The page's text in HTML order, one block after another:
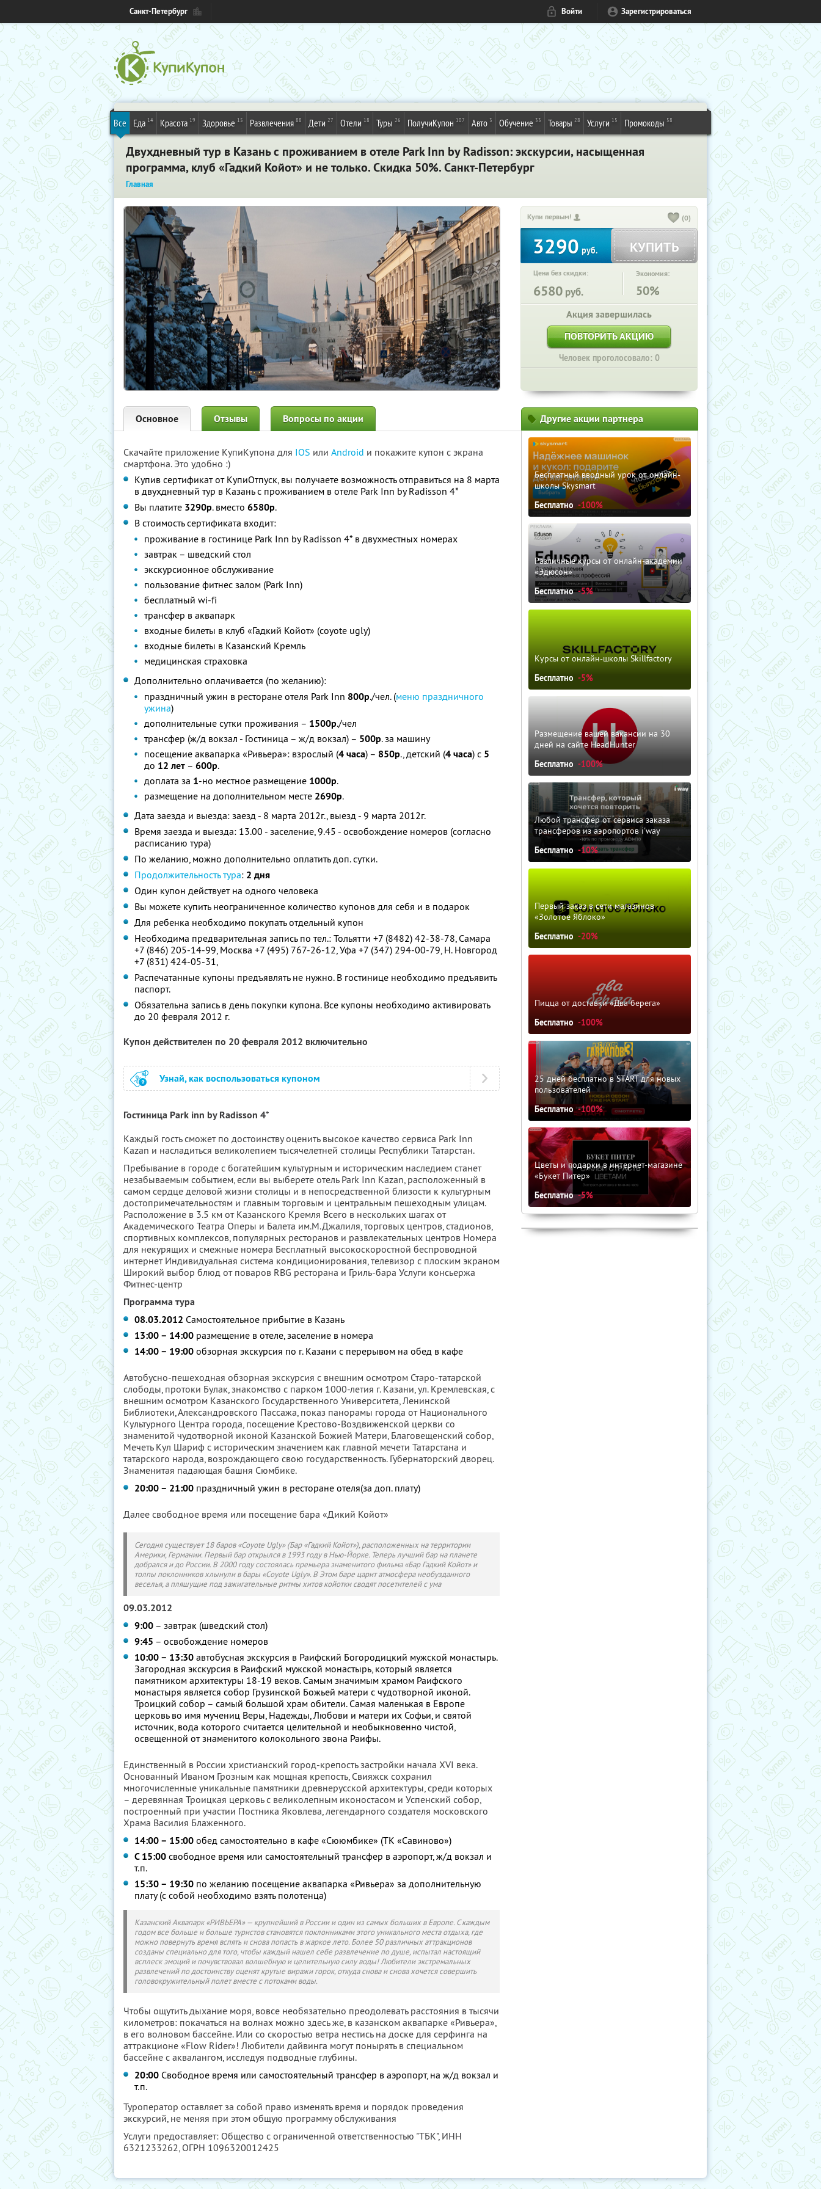
Санкт-Петербург Войти Зарегистрироваться
Все Еда 14 Красота 19 Здоровье 15 Развлечения 88 Дети 27 Отели 18 Туры 26 ПолучиКупон 107 Авто 3 Обучение 33 Товары 28 Услуги 15 Промокоды 58
Двухдневный тур в Казань с проживанием в отеле Park Inn by Radisson: экскурсии, насыщенная
программа, клуб «Гадкий Койот» и не только. Скидка 50%. Санкт-Петербург
Главная
Купи первым! (0)
3290руб. КУПИТЬ
Цена без скидки:
6580 руб.
Экономия:
50%
Акция завершилась
ПОВТОРИТЬ АКЦИЮ
Человек проголосовало: 0
Основное Отзывы Вопросы по акции
Скачайте приложение КупиКупона для IOS или Android и покажите купон с экрана
смартфона. Это удобно :)
Купив сертификат от КупиОтпуск, вы получаете возможность отправиться на 8 марта
в двухдневный тур в Казань с проживанием в отеле Park Inn by Radisson 4*
Вы платите 3290р. вместо 6580р.
В стоимость сертификата входит:
проживание в гостинице Park Inn by Radisson 4* в двухместных номерах
завтрак – шведский стол
экскурсионное обслуживание
пользование фитнес залом (Park Inn)
бесплатный wi-fi
трансфер в аквапарк
входные билеты в клуб «Гадкий Койот» (coyote ugly)
входные билеты в Казанский Кремль
медицинская страховка
Дополнительно оплачивается (по желанию):
праздничный ужин в ресторане отеля Park Inn 800р./чел. (меню праздничного
ужина)
дополнительные сутки проживания – 1500р./чел
трансфер (ж/д вокзал - Гостиница – ж/д вокзал) – 500р. за машину
посещение аквапарка «Ривьера»: взрослый (4 часа) – 850р., детский (4 часа) с 5
до 12 лет – 600р.
доплата за 1-но местное размещение 1000р.
размещение на дополнительном месте 2690р.
Дата заезда и выезда: заезд - 8 марта 2012г., выезд - 9 марта 2012г.
Время заезда и выезда: 13.00 - заселение, 9.45 - освобождение номеров (согласно
расписанию тура)
По желанию, можно дополнительно оплатить доп. сутки.
Продолжительность тура: 2 дня
Один купон действует на одного человека
Вы можете купить неограниченное количество купонов для себя и в подарок
Для ребенка необходимо покупать отдельный купон
Необходима предварительная запись по тел.: Тольятти +7 (8482) 42-38-78, Самара
+7 (846) 205-14-99, Москва +7 (495) 767-26-12, Уфа +7 (347) 294-00-79, Н. Новгород
+7 (831) 424-05-31,
Распечатанные купоны предъявлять не нужно. В гостинице необходимо предъявить
паспорт.
Обязательна запись в день покупки купона. Все купоны необходимо активировать
до 20 февраля 2012 г.
Купон действителен по 20 февраля 2012 включительно
Узнай, как воспользоваться купоном
Гостиница Park inn by Radisson 4*
Каждый гость сможет по достоинству оценить высокое качество сервиса Park Inn
Kazan и насладиться великолепием тысячелетней столицы Республики Татарстан.
Пребывание в городе с богатейшим культурным и историческим наследием станет
незабываемым событием, если вы выберете отель Park Inn Kazan, расположенный в
самом сердце деловой жизни столицы и в непосредственной близости к культурным
достопримечательностям и главным торговым и центральным пешеходным улицам.
Расположение в 3.5 км от Казанского Кремля Всего в нескольких шагах от
Академического Театра Оперы и Балета им.М.Джалиля, торговых центров, стадионов,
спортивных комплексов, популярных ресторанов и развлекательных центров Номера
для некурящих и смежные номера Бесплатный высокоскоростной беспроводной
интернет Индивидуальная система кондиционирования, телевизор с плоским экраном
Широкий выбор блюд от поваров RBG ресторана и Гриль-бара Услуги консьержа
Фитнес-центр
Программа тура
08.03.2012 Самостоятельное прибытие в Казань
13:00 – 14:00 размещение в отеле, заселение в номера
14:00 – 19:00 обзорная экскурсия по г. Казани с перерывом на обед в кафе
Автобусно-пешеходная обзорная экскурсия с внешним осмотром Старо-татарской
слободы, протоки Булак, знакомство с парком 1000-летия г. Казани, ул. Кремлевская, с
внешним осмотром Казанского Государственного Университета, Ленинской
Библиотеки, Александровского Пассажа, показ панорамы города от Национального
Культурного Центра города, посещение Крестово-Воздвиженской церкви со
знаменитой чудотворной иконой Казанской Божией Матери, Благовещенский собор,
Мечеть Кул Шариф с историческим значением как главной мечети Татарстана и
татарского народа, возрождающего свою государственность. Губернаторский дворец.
Знаменитая падающая башня Сюмбике.
20:00 – 21:00 праздничный ужин в ресторане отеля(за доп. плату)
Далее свободное время или посещение бара «Дикий Койот»
Сегодня существует 18 баров «Coyote Ugly» (Бар «Гадкий Койот»), расположенных на территории
Америки, Германии. Первый бар открылся в 1993 году в Нью-Йорке. Теперь лучший бар на планете
добрался и до России. В 2000 году состоялась премьера знаменитого фильма «Бар Гадкий Койот» и
толпы поклонников хлынули в бары «Coyote Ugly». В Этом баре царит атмосфера необузданного
веселья, а пляшущие под зажигательные ритмы хитов койотки сводят посетителей с ума
09.03.2012
9:00 – завтрак (шведский стол)
9:45 – освобождение номеров
10:00 – 13:30 автобусная экскурсия в Раифский Богородицкий мужской монастырь.
Загородная экскурсия в Раифский мужской монастырь, который является
памятником архитектуры 18-19 веков. Самым значимым храмом Раифского
монастыря является собор Грузинской Божьей матери с чудотворной иконой.
Троицкий собор – самый большой храм обители. Самая маленькая в Европе
церковь во имя мучениц Веры, Надежды, Любови и матери их Софьи, и святой
источник, вода которого считается целительной и необыкновенно чистой,
освещенной от знаменитого колокольного звона Раифы.
Единственный в России христианский город-крепость застройки начала XVI века.
Основанный Иваном Грозным как мощная крепость, Cвияжск сохранил
многочисленные уникальные памятники древнерусской архитектуры, среди которых
– деревянная Троицкая церковь с великолепным иконостасом и Успенский собор,
построенный при участии Постника Яковлева, легендарного создателя московского
Храма Василия Блаженного.
14:00 – 15:00 обед самостоятельно в кафе «Сююмбике» (ТК «Савиново»)
С 15:00 свободное время или самостоятельный трансфер в аэропорт, ж/д вокзал и
т.п.
15:30 – 19:30 по желанию посещение аквапарка «Ривьера» за дополнительную
плату (с собой необходимо взять полотенца)
Казанский Аквапарк «РИВЬЕРА» — крупнейший в России и один из самых больших в Европе. С каждым
годом все больше и больше туристов становятся поклонниками этого уникального места отдыха, где
можно повернуть время вспять и снова попасть в жаркое лето. Более 50 различных аттракционов
созданы специально для того, чтобы каждый нашел себе развлечение по душе, испытал настоящий
всплеск эмоций и почувствовал волшебную и целительную силу воды! Любители экстремальных
развлечений по достоинству оценят крутые виражи горок, откуда снова и снова хочется совершить
головокружительный полет вместе с потоками воды.
Чтобы ощутить дыхание моря, вовсе необязательно преодолевать расстояния в тысячи
километров: покачаться на волнах можно здесь же, в казанском аквапарке «Ривьера»,
в его волновом бассейне. Или со скоростью ветра нестись на доске для серфинга на
аттракционе «Flow Rider»! Любители дайвинга могут понырять в специальном
бассейне c аквалангом, исследуя подводные глубины.
20:00 Свободное время или самостоятельный трансфер в аэропорт, на ж/д вокзал и
т.п.
Туроператор оставляет за собой право изменять время и порядок проведения
экскурсий, не меняя при этом общую программу обслуживания
Услуги предоставляет: Общество с ограниченной ответственностью "ТБК", ИНН
6321233262, ОГРН 1096320012425
Другие акции партнера
Бесплатный вводный урок от онлайн-
школы Skysmart
Бесплатно -100%
Различные курсы от онлайн-академии
«Эдюсон»
Бесплатно -5%
Курсы от онлайн-школы Skillfactory
Бесплатно -5%
Размещение вашей вакансии на 30
дней на сайте HeadHunter
Бесплатно -100%
Любой трансфер от сервиса заказа
трансферов из аэропортов i'way
Бесплатно -10%
Первый заказ в сети магазинов
«Золотое Яблоко»
Бесплатно -20%
Пицца от доставки «Два берега»
Бесплатно -100%
25 дней бесплатно в START для новых
пользователей
Бесплатно -100%
Цветы и подарки в интернет-магазине
«Букет Питер»
Бесплатно -5%